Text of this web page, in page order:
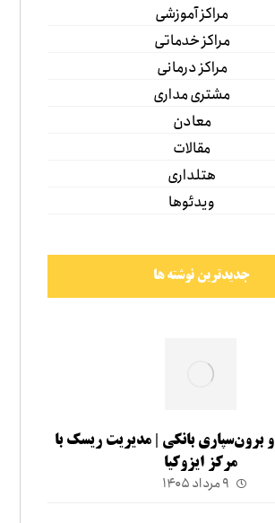
مراکز آموزشی
مراکز خدماتی
مراکز درمانی
مشتری مداری
معادن
مقالات
هتلداری
ویدئوها
جدیدترین نوشته ها
ایزو ۲۰۰۲۲ و برون‌سپاری بانکی | مدیریت ریسک با
مرکز ایزوکیا
۹ مرداد ۱۴۰۵